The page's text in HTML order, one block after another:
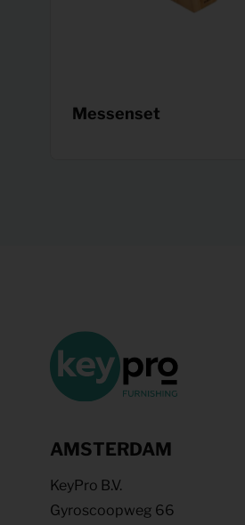
Messenset
AMSTERDAM
KeyPro B.V.
Gyroscoopweg 66